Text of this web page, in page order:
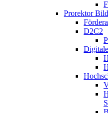
Prorektor
D2C2